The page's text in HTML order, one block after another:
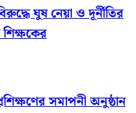
ঘুষ নেয়া ও দূর্নীতির
শিক্ষকের
সমাপনী অনুষ্ঠান